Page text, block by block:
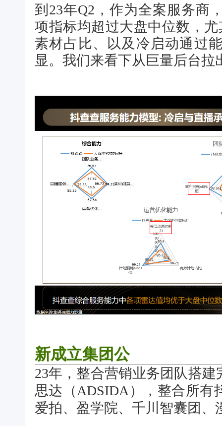
到23年Q2，作为全案服务商
项指标均超过大盘中位数，
素材占比、以及冷启动通过
显。我们来看下从巨量后台拉
新成立集团公
23年，整合营销业务团队搭
思达（ADSIDA），整合所有
爱拍、盈学院、千川智囊团、